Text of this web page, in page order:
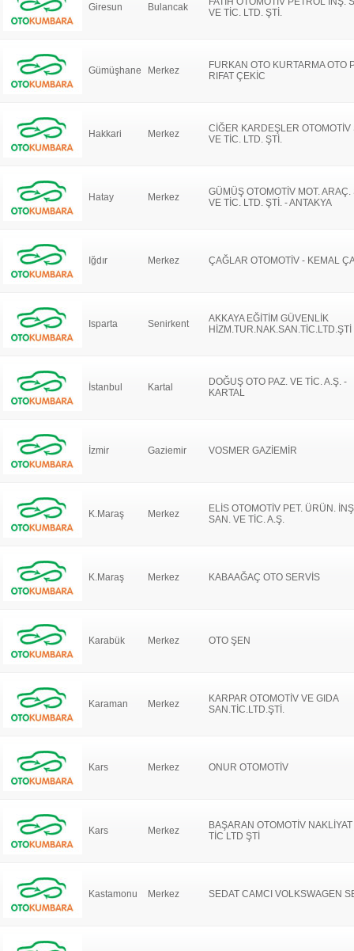
Giresun Bulancak
VE TİC. LTD. ŞTİ.
Gümüşhane Merkez
FURKAN OTO KURTARMA OTO
RIFAT ÇEKİC
Hakkari Merkez
CİĞER KARDEŞLER OTOMOTİV
VE TİC. LTD. ŞTİ.
Hatay Merkez
GÜMÜŞ OTOMOTİV MOT. ARAÇ.
VE TİC. LTD. ŞTİ. - ANTAKYA
Iğdır Merkez ÇAĞLAR OTOMOTİV - KEMAL
Isparta Senirkent
AKKAYA EĞİTİM GÜVENLİK
HİZM.TUR.NAK.SAN.TİC.LTD.ŞTİ
İstanbul Kartal
DOĞUŞ OTO PAZ. VE TİC. A.Ş. -
KARTAL
İzmir Gaziemir VOSMER GAZİEMİR
K.Maraş Merkez
ELİS OTOMOTİV PET. ÜRÜN.
SAN. VE TİC. A.Ş.
K.Maraş Merkez KABAAĞAÇ OTO SERVİS
Karabük Merkez OTO ŞEN
Karaman Merkez
KARPAR OTOMOTİV VE GIDA
SAN.TİC.LTD.ŞTİ.
Kars Merkez ONUR OTOMOTİV
Kars Merkez
BAŞARAN OTOMOTİV
TİC LTD ŞTİ
Kastamonu Merkez SEDAT CAMCI VOLKSWAGEN